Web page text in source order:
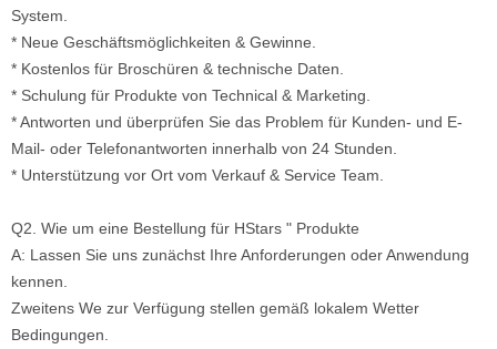
System.
* Neue Geschäftsmöglichkeiten & Gewinne.
* Kostenlos für Broschüren & technische Daten.
* Schulung für Produkte von Technical & Marketing.
* Antworten und überprüfen Sie das Problem für Kunden- und E-
Mail- oder Telefonantworten innerhalb von 24 Stunden.
* Unterstützung vor Ort vom Verkauf & Service Team.
Q2. Wie um eine Bestellung für HStars " Produkte
A: Lassen Sie uns zunächst Ihre Anforderungen oder Anwendung
kennen.
Zweitens We zur Verfügung stellen gemäß lokalem Wetter
Bedingungen.